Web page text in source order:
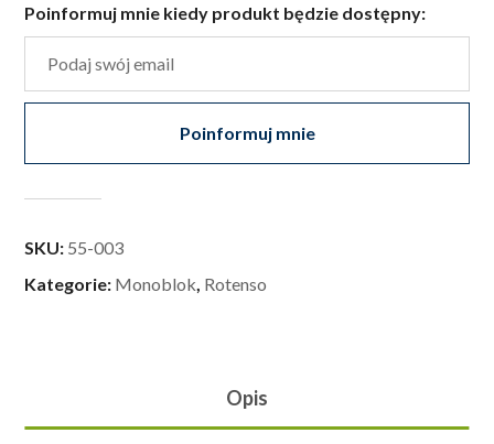
Poinformuj mnie kiedy produkt będzie dostępny:
Poinformuj mnie
SKU: 55-003
Kategorie: Monoblok Rotenso
Opis